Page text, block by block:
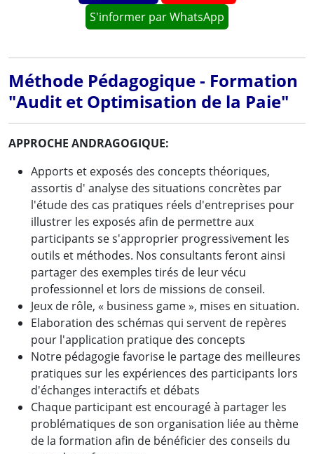
S'informer par WhatsApp
Méthode Pédagogique - Formation
"Audit et Optimisation de la Paie"
APPROCHE ANDRAGOGIQUE:
Apports et exposés des concepts théoriques,
assortis d' analyse des situations concrètes par
l'étude des cas pratiques réels d'entreprises pour
illustrer les exposés afin de permettre aux
participants se s'approprier progressivement les
outils et méthodes. Nos consultants feront ainsi
partager des exemples tirés de leur vécu
professionnel et lors de missions de conseil.
Jeux de rôle, « business game », mises en situation.
Elaboration des schémas qui servent de repères
pour l'application pratique des concepts
Notre pédagogie favorise le partage des meilleures
pratiques sur les expériences des participants lors
d'échanges interactifs et débats
Chaque participant est encouragé à partager les
problématiques de son organisation liée au thème
de la formation afin de bénéficier des conseils du